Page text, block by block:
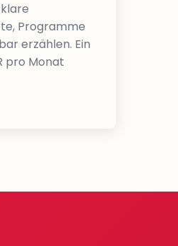
Programme
erzählen. Ein
pro Monat